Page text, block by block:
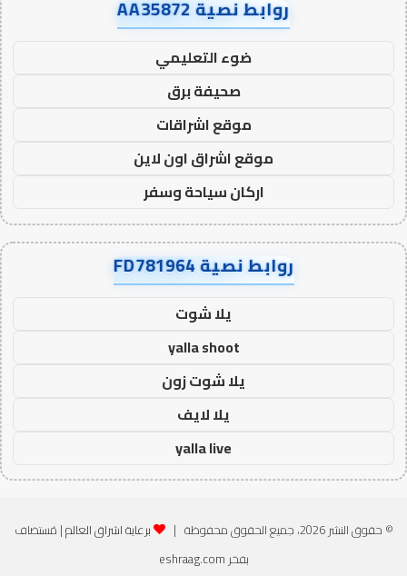
روابط نصية AA35872
ضوء التعليمي
صحيفة برق
موقع اشراقات
موقع اشراق اون لاين
اركان سياحة وسفر
روابط نصية FD781964
يلا شوت
yalla shoot
يلا شوت زون
يلا لايف
yalla live
© حقوق النشر 2026، جميع الحقوق محفوظة | برعاية اشراق العالم| مُستضاف
بفخر eshraag.com